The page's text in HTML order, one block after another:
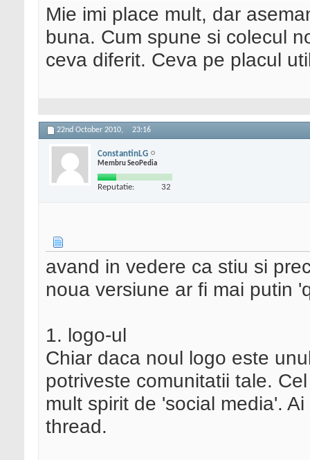
Mie imi place mult, dar
buna. Cum spune si colecul
ceva diferit. Ceva pe placul
22nd October 2010, 23:16
ConstantinLG
Membru SeoPedia
Reputatie: 32
avand in vedere ca stiu si
noua versiune ar fi mai putin
1. logo-ul
Chiar daca noul logo este
potriveste comunitatii tale.
mult spirit de 'social media'.
thread.